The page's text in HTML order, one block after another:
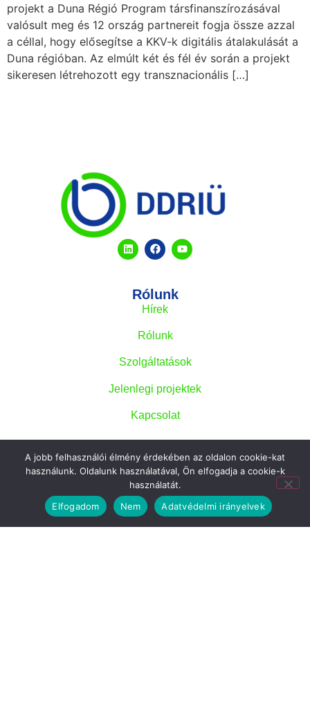
projekt a Duna Régió Program társfinanszírozásával
valósult meg és 12 ország partnereit fogja össze azzal
a céllal, hogy elősegítse a KKV-k digitális átalakulását a
Duna régióban. Az elmúlt két és fél év során a projekt
sikeresen létrehozott egy transznacionális […]
Rólunk
Hírek
Rólunk
Szolgáltatások
Jelenlegi projektek
Kapcsolat
Kapcsolat
DDRIÜ Nonprofit Kft.
+36 (20) 369-6089
A jobb felhasználói élmény érdekében az oldalon cookie-kat
használunk. Oldalunk használatával, Ön elfogadja a cookie-k
használatát.
Elfogadom
Nem Adatvédelmi irányelvek